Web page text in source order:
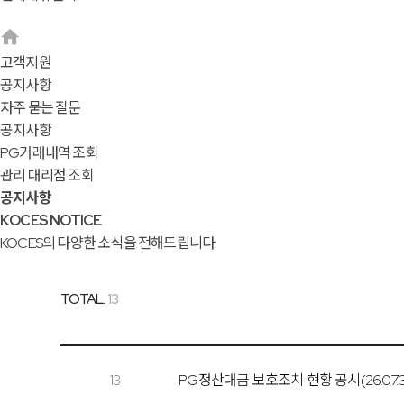
고객지원
공지사항
자주 묻는 질문
공지사항
PG거래내역 조회
관리 대리점 조회
공지사항
KOCES NOTICE
KOCES의 다양한 소식을 전해드립니다.
TOTAL.13
13 PG정산대금 보호조치 현황 공시